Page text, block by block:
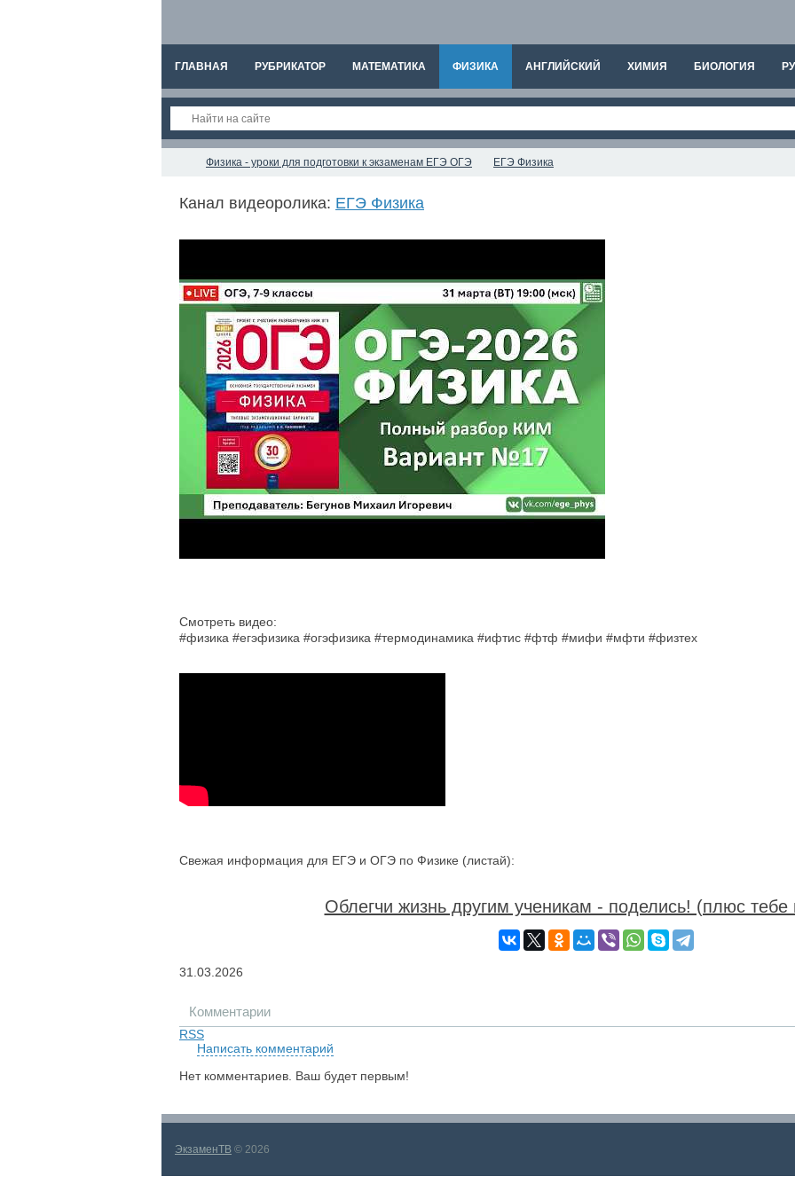
ГЛАВНАЯ РУБРИКАТОР МАТЕМАТИКА ФИЗИКА АНГЛИЙСКИЙ ХИМИЯ БИОЛОГИЯ
Физика - уроки для подготовки к экзаменам ЕГЭ ОГЭ ЕГЭ Физика
Канал видеоролика: ЕГЭ Физика
Смотреть видео:
#физика #егэфизика #огэфизика #термодинамика #ифтис #фтф #мифи #мфти #физтех
Свежая информация для ЕГЭ и ОГЭ по Физике (листай):
Облегчи жизнь другим ученикам - поделись! (плюс тебе
31.03.2026
Комментарии
RSS
Написать комментарий
Нет комментариев. Ваш будет первым!
ЭкзаменТВ © 2026